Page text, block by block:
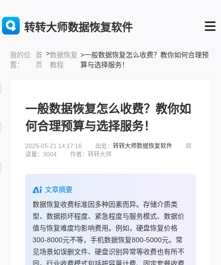
转转大师数据恢复软件
我的位
置：
首
页
>数据恢复
教程
>一般数据恢复怎么收费？教你如何合理预
算与选择服务！
一般数据恢复怎么收费？教你如
何合理预算与选择服务！
2025-05-21 14:17:16 出处： 转转大师数据恢复软件 阅
读量：3004 作者：转转大师
文章摘要
数据恢复收费标准因多种因素而异。存储介质类
型、数据损坏程度、紧急程度与服务模式、数据价
值与恢复难度均影响费用。例如，硬盘恢复价格
300-8000元不等，手机数据恢复800-5000元。常
见场景如误删文件、硬盘识别异常等收费也有所不